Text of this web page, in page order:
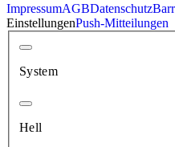
ImpressumAGBDatenschutz
EinstellungenPush-Mitteilungen
System
Hell